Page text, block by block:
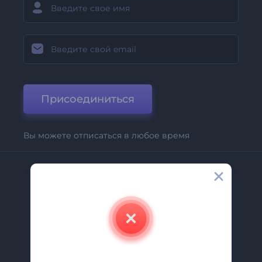
Присоединиться
Вы можете отписаться в любое время
Свяжитесь С Нами